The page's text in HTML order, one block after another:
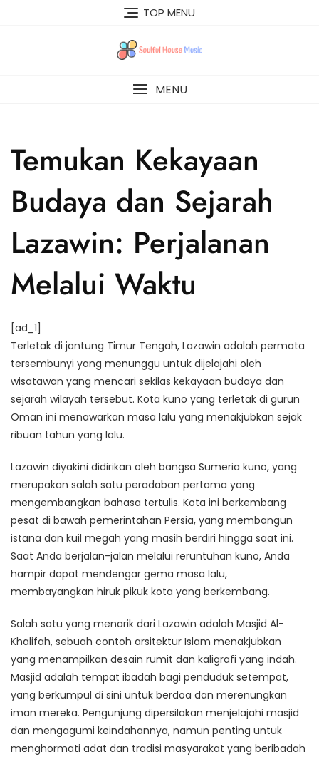
TOP MENU
MENU
Temukan Kekayaan
Budaya dan Sejarah
Lazawin: Perjalanan
Melalui Waktu
[ad_1]
Terletak di jantung Timur Tengah, Lazawin adalah permata
tersembunyi yang menunggu untuk dijelajahi oleh
wisatawan yang mencari sekilas kekayaan budaya dan
sejarah wilayah tersebut. Kota kuno yang terletak di gurun
Oman ini menawarkan masa lalu yang menakjubkan sejak
ribuan tahun yang lalu.
Lazawin diyakini didirikan oleh bangsa Sumeria kuno, yang
merupakan salah satu peradaban pertama yang
mengembangkan bahasa tertulis. Kota ini berkembang
pesat di bawah pemerintahan Persia, yang membangun
istana dan kuil megah yang masih berdiri hingga saat ini.
Saat Anda berjalan-jalan melalui reruntuhan kuno, Anda
hampir dapat mendengar gema masa lalu,
membayangkan hiruk pikuk kota yang berkembang.
Salah satu yang menarik dari Lazawin adalah Masjid Al-
Khalifah, sebuah contoh arsitektur Islam menakjubkan
yang menampilkan desain rumit dan kaligrafi yang indah.
Masjid adalah tempat ibadah bagi penduduk setempat,
yang berkumpul di sini untuk berdoa dan merenungkan
iman mereka. Pengunjung dipersilakan menjelajahi masjid
dan mengagumi keindahannya, namun penting untuk
menghormati adat dan tradisi masyarakat yang beribadah